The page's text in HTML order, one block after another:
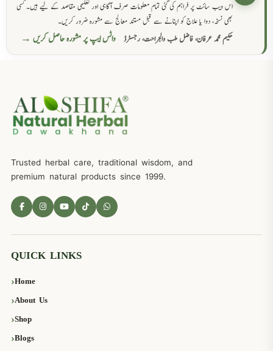
اس ویب سائٹ پر فراہم کی گئی تمام معلومات صرف آگاہی اور تعلیمی مقاصد کے لیے ہیں۔ کسی
بھی نسخہ، دوا یا علاج کو اپنانے سے قبل مستند معالج سے مشورہ ضرور کریں۔
حکیم محمد عرفان، فاضل طب والجراحت، رجسٹرڈ
واٹس ایپ پر مشورہ حاصل کریں →
Trusted herbal care, traditional wisdom, and
premium natural products since 1999.
QUICK LINKS
Home
About Us
Shop
Blogs